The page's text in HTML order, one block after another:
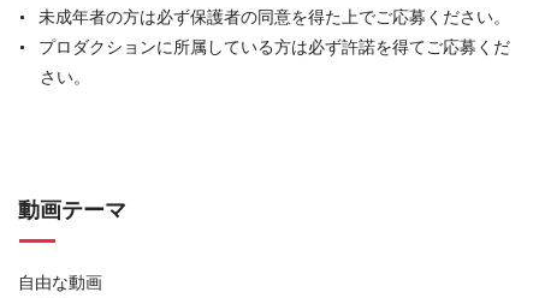
未成年者の方は必ず保護者の同意を得た上でご応募ください。
プロダクションに所属している方は必ず許諾を得てご応募くだ
さい。
動画テーマ
自由な動画